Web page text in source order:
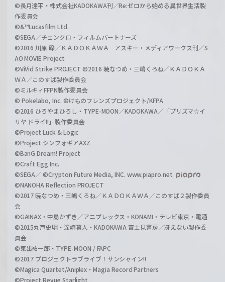
©長月達平・株式会社KADOKAWA刊／Re:ゼロから始める異世界生活製
作委員会
©&™Lucasfilm Ltd.
©SEGA／チェンクロ・フィルムパートナーズ
©2016 川原 礫／ＫＡＤＯＫＡＷＡ アスキー・メディアワークス刊／S
AO MOVIE Project
©ViVid Strike PROJECT ©2016 暁なつめ・三嶋くろね／ＫＡＤＯＫＡ
ＷＡ／このすば製作委員会
©ミルキィFFPN製作委員会
© Pokelabo, Inc. ©けものフレンズプロジェクト/KFPA
©2016 ひろやまひろし・TYPE-MOON／KADOKAWA／「プリズマ☆イ
リヤ ドライ!!」製作委員会
©Project Luck & Logic
©Project シンフォギアAXZ
©BanG Dream! Project
©Craft Egg Inc.
©SEGA／ ©Crypton Future Media, INC. www.piapro.net
©NANOHA Reflection PROJECT
©2017 暁なつめ・三嶋くろね／ＫＡＤＯＫＡＷＡ／このすば２製作委員
会
©GAINAX・中島かずき／アニプレックス・KONAMI・テレビ東京・電通
©2015丸戸史明・深崎暮人・KADOKAWA 富士見書房／冴えない製作委
員会
©東出祐一郎・TYPE-MOON / FAPC
©2017 プロジェクトラブライブ！サンシャイン!!
©Magica Quartet/Aniplex・Magia Record Partners
©Project Revue Starlight